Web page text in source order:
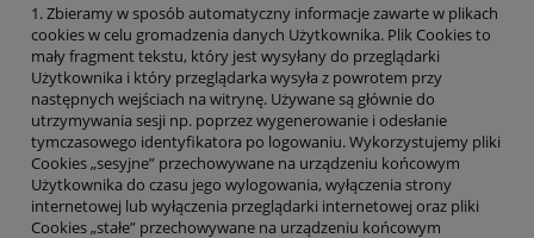
1. Zbieramy w sposób automatyczny informacje zawarte w plikach
cookies w celu gromadzenia danych Użytkownika. Plik Cookies to
mały fragment tekstu, który jest wysyłany do przeglądarki
Użytkownika i który przeglądarka wysyła z powrotem przy
następnych wejściach na witrynę. Używane są głównie do
utrzymywania sesji np. poprzez wygenerowanie i odesłanie
tymczasowego identyfikatora po logowaniu. Wykorzystujemy pliki
Cookies „sesyjne” przechowywane na urządzeniu końcowym
Użytkownika do czasu jego wylogowania, wyłączenia strony
internetowej lub wyłączenia przeglądarki internetowej oraz pliki
Cookies „stałe” przechowywane na urządzeniu końcowym